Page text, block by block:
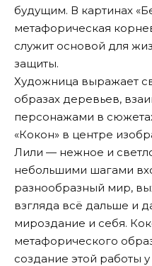
будущим. В картинах
метафорическая
служит основой для
защиты.
Художница выражает
образах деревьев,
персонажами в
«Кокон» в центре
Лили — нежное и
небольшими шагами
разнообразный мир,
взгляда всё дальше и
мироздание и себя.
метафорического
создание этой работы